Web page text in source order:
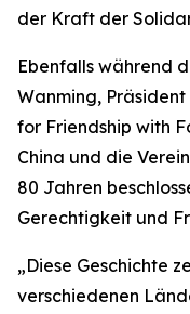
der Kraft der
Ebenfalls während
Wanming, Präsident
for Friendship with
China und die
80 Jahren
Gerechtigkeit und
„Diese Geschichte
verschiedenen